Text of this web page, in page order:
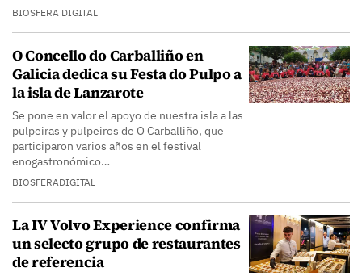
BIOSFERA DIGITAL
O Concello do Carballiño en
Galicia dedica su Festa do Pulpo a
la isla de Lanzarote
Se pone en valor el apoyo de nuestra isla a las
pulpeiras y pulpeiros de O Carballiño, que
participaron varios años en el festival
enogastronómico…
BIOSFERADIGITAL
La IV Volvo Experience confirma
un selecto grupo de restaurantes
de referencia